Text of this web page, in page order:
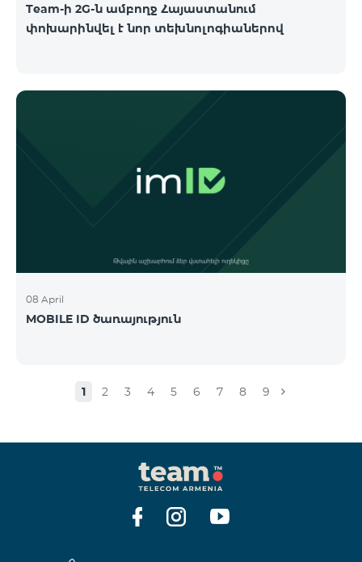
Team-ի 2G-ն ամբողջ Հայաստանում
փոխարինվել է նոր տեխնոլոգիաներով
08 April
MOBILE ID ծառայություն
1 2 3 4 5 6 7 8 9